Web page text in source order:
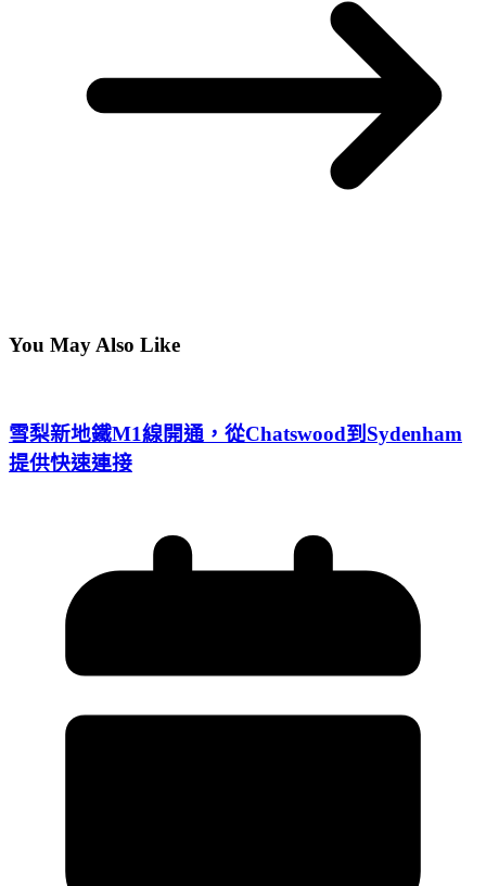
You May Also Like
雪梨新地鐵M1線開通，從Chatswood到Sydenham
提供快速連接